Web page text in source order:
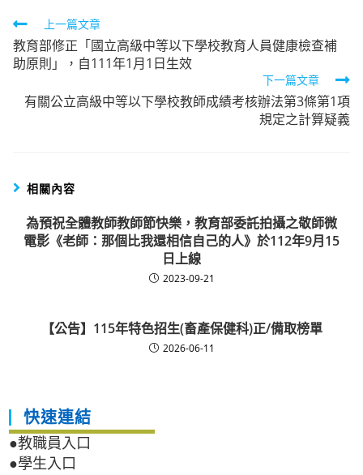
Read
more
articles
上一篇文章
教育部修正「國立高級中等以下學校教育人員健康檢查補
助原則」，自111年1月1日生效
下一篇文章
有關公立高級中等以下學校教師成績考核辦法第3條第1項
規定之計算疑義
相關內容
為預祝全體教師教師節快樂，教育部委託拍攝之敬師微
電影《老師：那個比我還相信自己的人》於112年9月15
日上線
2023-09-21
【公告】115年特色招生(畜產保健科)正/備取榜單
2026-06-11
快速連結
●教職員入口
●學生入口